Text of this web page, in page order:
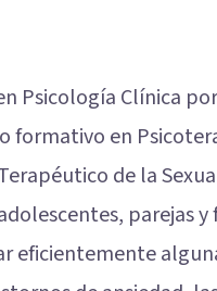
Psicología Clínica
formativo en
de la
parejas y
eficientemente